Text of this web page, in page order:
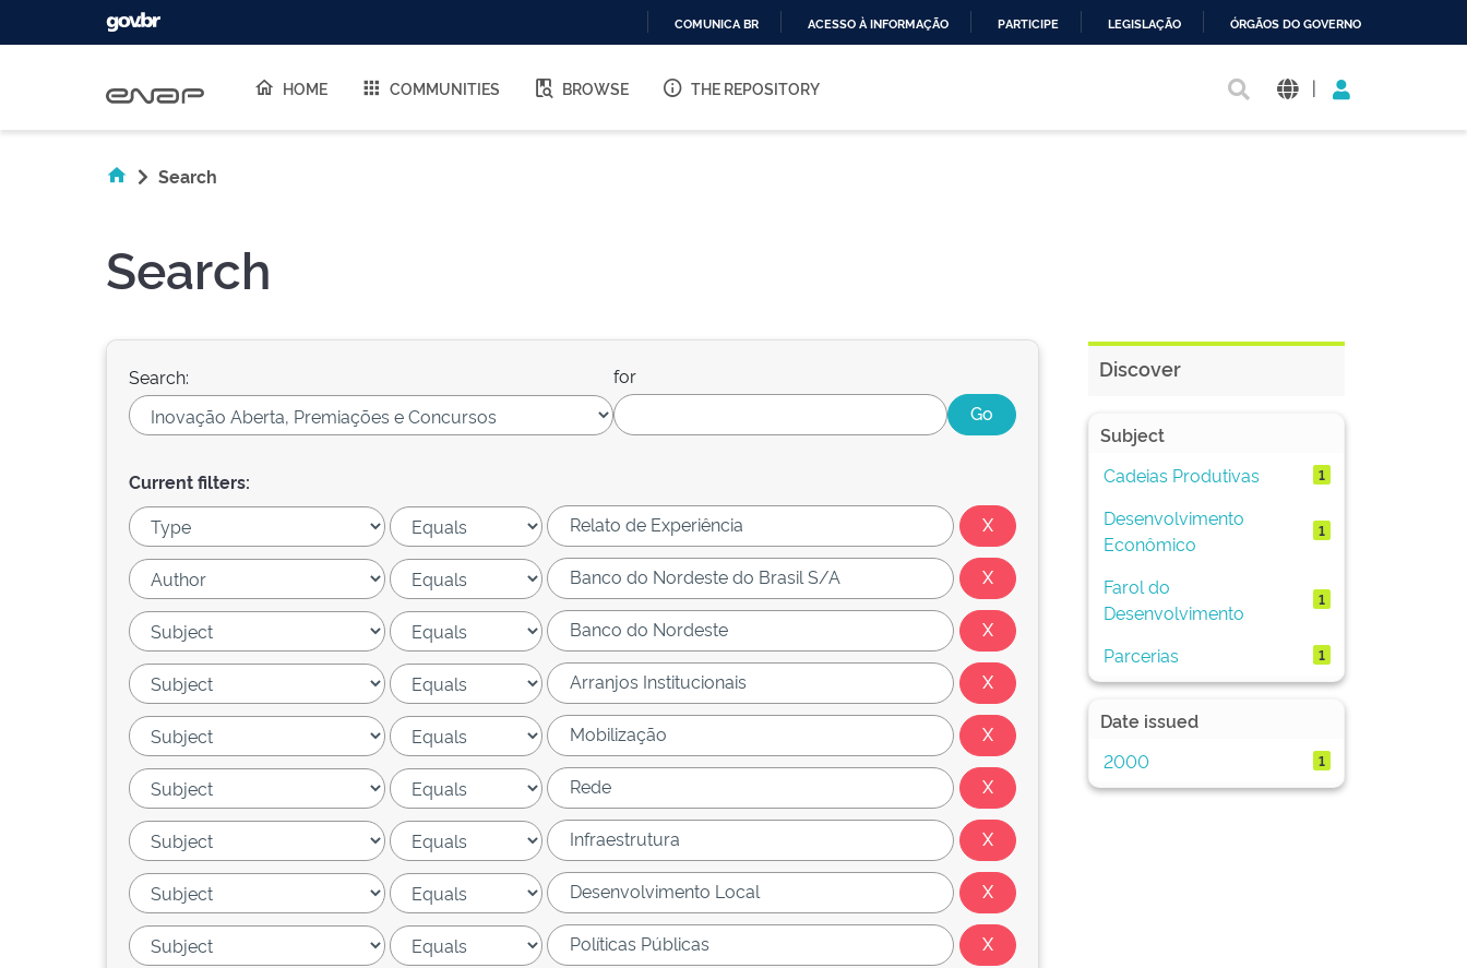
O
COMUNICA BR ACESSO À INFORMAÇÃO PARTICIPE LEGISLAÇÃO ÓRGÃOS DO GOVERNO
HOME COMMUNITIES BROWSE THE REPOSITORY |
Search
Search
Search: for
Current filters:
Discover
Subject
Cadeias Produtivas
1
Desenvolvimento
Econômico
1
Farol do
Desenvolvimento
1
Parcerias 1
Date issued
2000
1